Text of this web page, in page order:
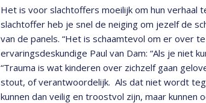
Het is voor slachtoffers moeilijk om hun verhaal
slachtoffer heb je snel de neiging om jezelf de
van de panels. “Het is schaamtevol om er over
ervaringsdeskundige Paul van Dam: “Als je niet
“Trauma is wat kinderen over zichzelf gaan
stout, of verantwoordelijk. Als dat niet wordt
kunnen dan veilig en troostvol zijn, maar kunnen